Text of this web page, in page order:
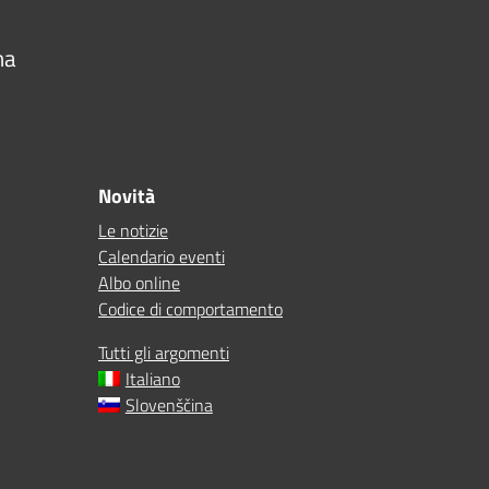
Novità
Le notizie
Calendario eventi
Albo online
Codice di comportamento
Tutti gli argomenti
Italiano
Slovenščina